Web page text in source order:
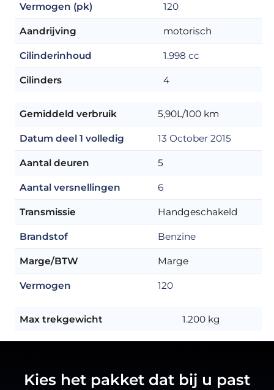
Vermogen (pk) 120
Aandrijving motorisch
Cilinderinhoud 1.998 cc
Cilinders 4
Gemiddeld verbruik 5,90L/100 km
Datum deel 1 volledig 13 October 2015
Aantal deuren 5
Aantal versnellingen 6
Transmissie Handgeschakeld
Brandstof Benzine
Marge/BTW Marge
Vermogen 120
Max trekgewicht 1.200 kg
Kies het pakket dat bij u past